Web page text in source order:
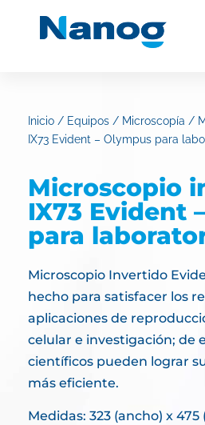
Inicio / Equipos / Microscopía /
IX73 Evident – Olympus para
Microscopio
IX73 Evident
para
Microscopio Invertido
hecho para satisfacer los
aplicaciones de
celular e investigación; de
científicos pueden lograr
más eficiente.
Medidas: 323 (ancho) x